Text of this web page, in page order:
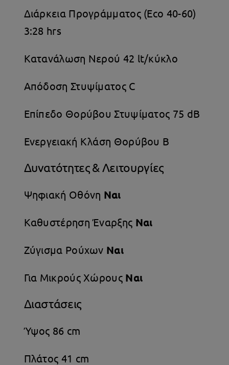
Διάρκεια Προγράμματος (Eco 40-60)
3:28 hrs
Κατανάλωση Νερού 42 lt/κύκλο
Απόδοση Στυψίματος C
Επίπεδο Θορύβου Στυψίματος 75 dB
Ενεργειακή Κλάση Θορύβου B
Δυνατότητες & Λειτουργίες
Ψηφιακή Οθόνη Ναι
Καθυστέρηση Έναρξης Ναι
Ζύγισμα Ρούχων Ναι
Για Μικρούς Χώρους Ναι
Διαστάσεις
Ύψος 86 cm
Πλάτος 41 cm